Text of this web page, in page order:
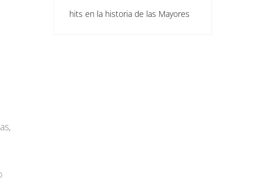
hits en la historia de las Mayores